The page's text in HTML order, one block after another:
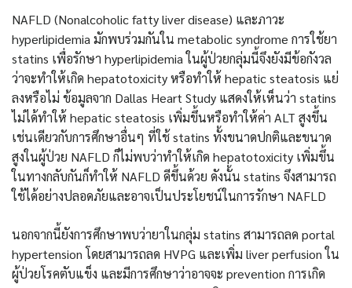
NAFLD (Nonalcoholic fatty liver disease) และภาวะ
hyperlipidemia มักพบร่วมกันใน metabolic syndrome การใช้ยา
statins เพื่อรักษา hyperlipidemia ในผู้ป่วยกลุ่มนี้จึงยังมีข้อกังวล
ว่าจะทำให้เกิด hepatotoxicity หรือทำให้ hepatic steatosis แย่
ลงหรือไม่ ข้อมูลจาก Dallas Heart Study แสดงให้เห็นว่า statins
ไม่ได้ทำให้ hepatic steatosis เพิ่มขึ้นหรือทำให้ค่า ALT สูงขึ้น
เช่นเดียวกับการศึกษาอื่นๆ ที่ใช้ statins ทั้งขนาดปกติและขนาด
สูงในผู้ป่วย NAFLD ก็ไม่พบว่าทำให้เกิด hepatotoxicity เพิ่มขึ้น
ในทางกลับกันก็ทำให้ NAFLD ดีขึ้นด้วย ดังนั้น statins จึงสามารถ
ใช้ได้อย่างปลอดภัยและอาจเป็นประโยชน์ในการรักษา NAFLD
นอกจากนี้ยังการศึกษาพบว่ายาในกลุ่ม statins สามารถลด portal
hypertension โดยสามารถลด HVPG และเพิ่ม liver perfusion ใน
ผู้ป่วยโรคตับแข็ง และมีการศึกษาว่าอาจจะ prevention การเกิด